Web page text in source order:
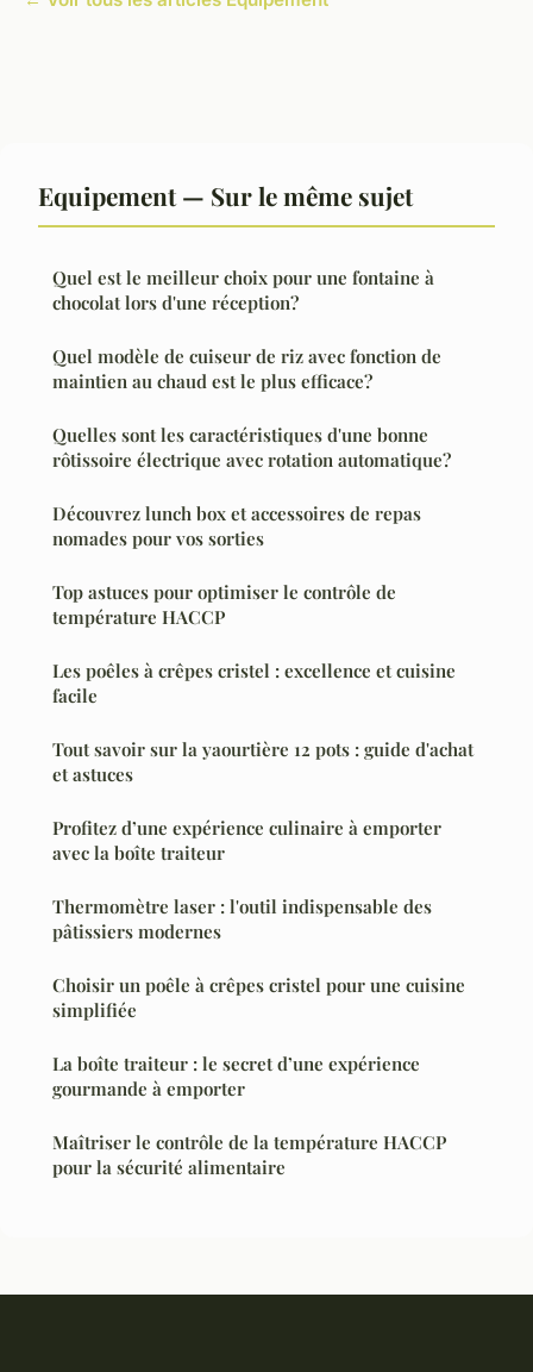
Equipement — Sur le même sujet
Quel est le meilleur choix pour une fontaine à
chocolat lors d'une réception?
Quel modèle de cuiseur de riz avec fonction de
maintien au chaud est le plus efficace?
Quelles sont les caractéristiques d'une bonne
rôtissoire électrique avec rotation automatique?
Découvrez lunch box et accessoires de repas
nomades pour vos sorties
Top astuces pour optimiser le contrôle de
température HACCP
Les poêles à crêpes cristel : excellence et cuisine
facile
Tout savoir sur la yaourtière 12 pots : guide d'achat
et astuces
Profitez d’une expérience culinaire à emporter
avec la boîte traiteur
Thermomètre laser : l'outil indispensable des
pâtissiers modernes
Choisir un poêle à crêpes cristel pour une cuisine
simplifiée
La boîte traiteur : le secret d’une expérience
gourmande à emporter
Maîtriser le contrôle de la température HACCP
pour la sécurité alimentaire